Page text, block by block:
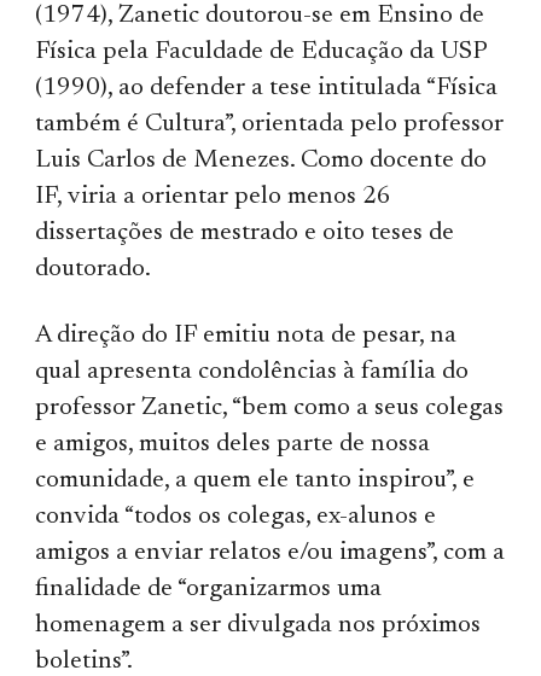
(1974), Zanetic doutorou-se em Ensino de
Física pela Faculdade de Educação da USP
(1990), ao defender a tese intitulada “Física
também é Cultura”, orientada pelo professor
Luis Carlos de Menezes. Como docente do
IF,viria a orientar pelo menos 26
dissertações de mestrado e oito teses de
doutorado.
A direção do IFemitiu nota de pesar, na
qual apresenta condolências à família do
professor Zanetic, “bem como a seus colegas
e amigos, muitos deles parte de nossa
comunidade, a quem ele tanto inspirou”, e
convida “todos os colegas, ex-alunos e
amigos a enviar relatos e/ou imagens”, com a
finalidade de “organizarmos uma
homenagem a ser divulgada nos próximos
boletins”.